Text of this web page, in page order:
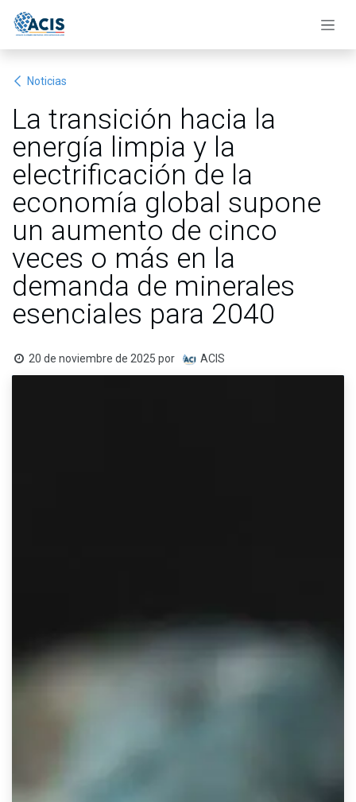
Noticias
La transición hacia la
energía limpia y la
electrificación de la
economía global supone
un aumento de cinco
veces o más en la
demanda de minerales
esenciales para 2040
20 de noviembre de 2025 por ACIS